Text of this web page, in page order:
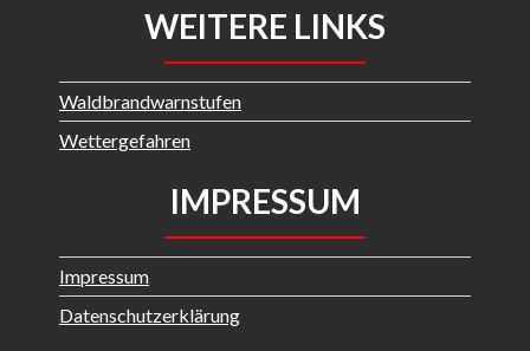
WEITERE LINKS
Waldbrandwarnstufen
Wettergefahren
IMPRESSUM
Impressum
Datenschutzerklärung